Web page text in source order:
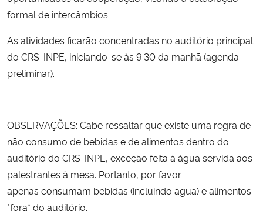
formal de intercâmbios.
As atividades ficarão concentradas no auditório principal
do CRS-INPE, iniciando-se às 9:30 da manhã (agenda
preliminar).
OBSERVAÇÕES: Cabe ressaltar que existe uma regra de
não consumo de bebidas e de alimentos dentro do
auditório do CRS-INPE, exceção feita à água servida aos
palestrantes à mesa. Portanto, por favor
apenas consumam bebidas (incluindo água) e alimentos
*fora* do auditório.